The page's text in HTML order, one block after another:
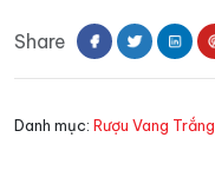
Sicilia
lượng
Share
Danh mục: Rượu Vang Trắng